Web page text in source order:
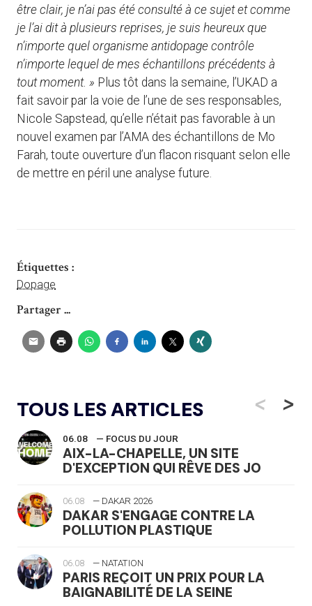
être clair, je n’ai pas été consulté à ce sujet et comme
je l’ai dit à plusieurs reprises, je suis heureux que
n’importe quel organisme antidopage contrôle
n’importe lequel de mes échantillons précédents à
tout moment. » Plus tôt dans la semaine, l’UKAD a
fait savoir par la voie de l’une de ses responsables,
Nicole Sapstead, qu’elle n’était pas favorable à un
nouvel examen par l’AMA des échantillons de Mo
Farah, toute ouverture d’un flacon risquant selon elle
de mettre en péril une analyse future.
Étiquettes :
Dopage
Partager ...
TOUS LES ARTICLES <
06.08 — FOCUS DU JOUR
AIX-LA-CHAPELLE, UN SITE
D'EXCEPTION QUI RÊVE DES JO
06.08 — DAKAR 2026
DAKAR S'ENGAGE CONTRE LA
POLLUTION PLASTIQUE
06.08 — NATATION
PARIS REÇOIT UN PRIX POUR LA
BAIGNABILITÉ DE LA SEINE
>